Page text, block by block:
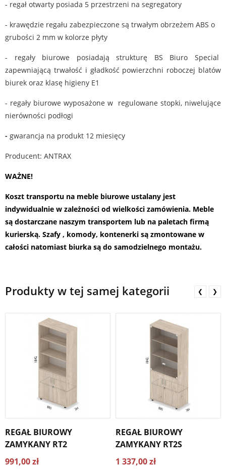
- regał otwarty posiada 5 przestrzeni na segregatory
- krawędzie regału zabezpieczone są trwałym obrzeżem ABS o
grubości 2 mm w kolorze płyty
- regały biurowe posiadają strukturę BS Biuro Special
zapewniającą trwałość i gładkość powierzchni roboczej blatów
biurek oraz klasę higieny E1
- regały biurowe wyposażone w regulowane stopki, niwelujące
nierówności podłogi
- gwarancja na produkt 12 miesięcy
Producent: ANTRAX
WAŻNE!
Koszt transportu na meble biurowe ustalany jest
indywidualnie w zależności od wielkości zamówienia. Meble
są dostarczane naszym transportem lub na paletach firmą
kurierską. Szafy , komody, kontenerki są zmontowane w
całości natomiast biurka są do samodzielnego montażu.
Produkty w tej samej kategorii
REGAŁ BIUROWY
ZAMYKANY RT2
991,00 zł
REGAŁ BIUROWY
ZAMYKANY RT2S
1 337,00 zł
❮ ❯